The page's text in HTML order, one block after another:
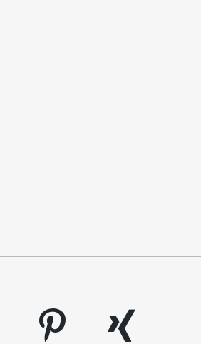
pinterest
xing